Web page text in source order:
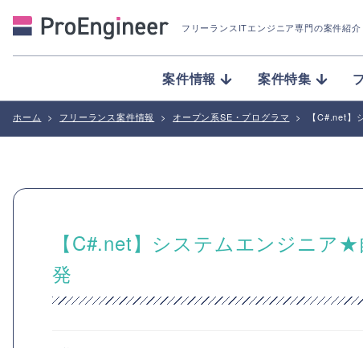
フリーランスITエンジニア専門の案件紹介
案件情報 案件特集
ホーム > フリーランス案件情報 > オープン系SE・プログラマ > 【C#.net
【C#.net】システムエンジニア
発